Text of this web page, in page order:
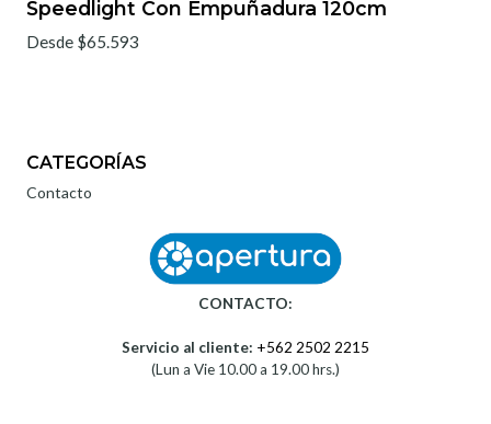
Speedlight Con Empuñadura 120cm
Desde $65.593
CATEGORÍAS
Contacto
CONTACTO:
Servicio al cliente: +562 2502 2215
(Lun a Vie 10.00 a 19.00 hrs.)